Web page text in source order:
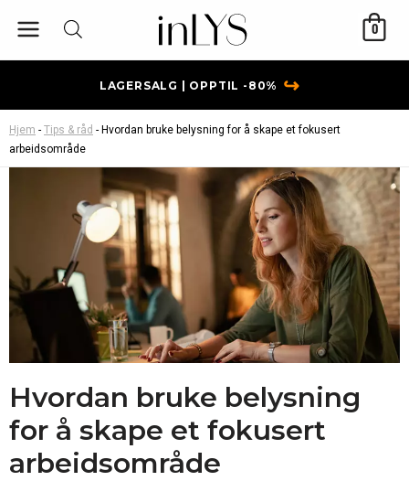
rett
0
LAGERSALG | OPPTIL -80% ↪
Hjem - Tips & råd - Hvordan bruke belysning for å skape et fokusert
arbeidsområde
Hvordan bruke belysning
for å skape et fokusert
arbeidsområde